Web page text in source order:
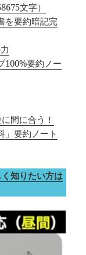
文字）
を要約暗記完
100%要約ノー
間に合う！
」要約ノート
く知りたい方は